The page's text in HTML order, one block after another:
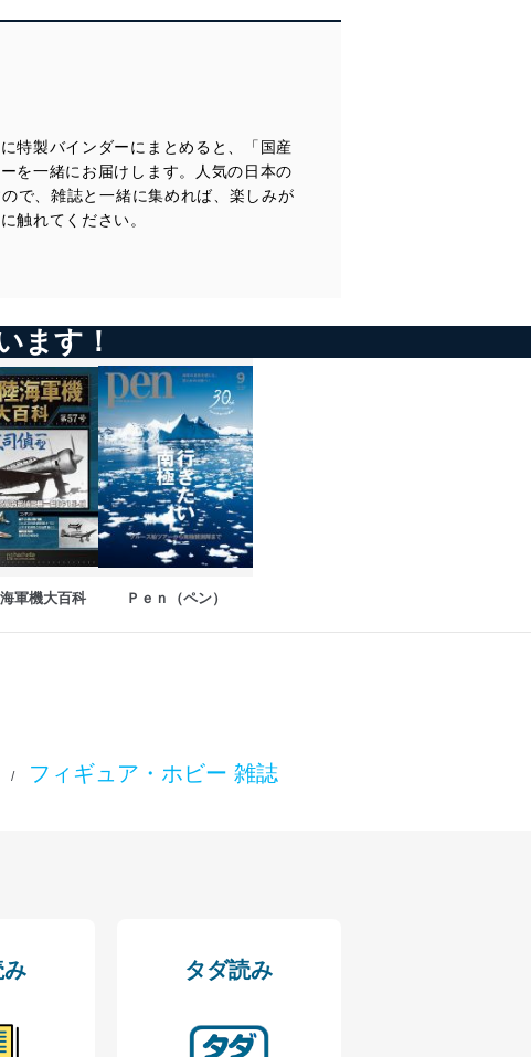
スバル
スポーツモデル 三菱 パジェロ／1982 （折り込みページ付き）
特製バインダーにまとめると、「国産
を一緒にお届けします。人気の日本の
で、雑誌と一緒に集めれば、楽しみが
触れてください。
ます！
軍機大百科 Ｐｅｎ（ペン）
/ フィギュア・ホビー 雑誌
み タダ読み